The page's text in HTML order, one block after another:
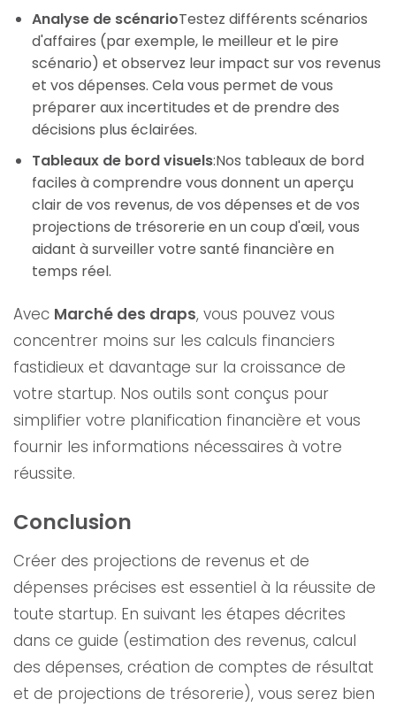
Analyse de scénarioTestez différents scénarios
d'affaires (par exemple, le meilleur et le pire
scénario) et observez leur impact sur vos revenus
et vos dépenses. Cela vous permet de vous
préparer aux incertitudes et de prendre des
décisions plus éclairées.
Tableaux de bord visuels:Nos tableaux de bord
faciles à comprendre vous donnent un aperçu
clair de vos revenus, de vos dépenses et de vos
projections de trésorerie en un coup d'œil, vous
aidant à surveiller votre santé financière en
temps réel.
Avec Marché des draps, vous pouvez vous
concentrer moins sur les calculs financiers
fastidieux et davantage sur la croissance de
votre startup. Nos outils sont conçus pour
simplifier votre planification financière et vous
fournir les informations nécessaires à votre
réussite.
Conclusion
Créer des projections de revenus et de
dépenses précises est essentiel à la réussite de
toute startup. En suivant les étapes décrites
dans ce guide (estimation des revenus, calcul
des dépenses, création de comptes de résultat
et de projections de trésorerie), vous serez bien